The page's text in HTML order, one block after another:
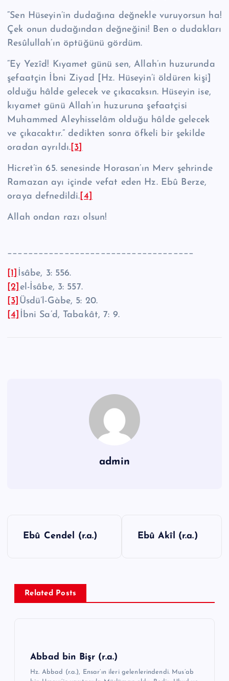
“Sen Hüseyin’in dudağına değnekle vuruyorsun ha!
Çek onun dudağından değneğini! Ben o dudakları
Re­sû­lul­lah’ın öptüğünü gördüm.
“Ey Yezîd! Kıyamet günü sen, Allah’ın huzurunda
şefaatçin İbni Ziyad [Hz. Hüseyin’i öldüren kişi]
olduğu hâlde gelecek ve çıkacaksın. Hüseyin ise,
kıya­met günü Allah’ın huzuruna şefaatçisi
Muhammed Aleyhisselâm olduğu hâlde gelecek
ve çıkacaktır.” dedikten sonra öfkeli bir şekilde
oradan ayrıldı. [3]
Hicret’in 65. senesinde Horasan’ın Merv şehrinde
Ramazan ayı içinde vefat eden Hz. Ebû Berze,
oraya defnedildi. [4]
Allah ondan razı olsun!
____________________________________
[1] İsâbe, 3: 556.
[2] el-İsâbe, 3: 557.
[3] Üsdü’l-Gàbe, 5: 20.
[4] İbni Sa’d, Tabakât, 7: 9.
admin
e
Ebû Cendel (r.a.) Ebû Akîl (r.a.)
Related Posts
Abbad bin Bişr (r.a.)
Hz. Abbad (r.a.), Ensar’ın ileri gelenlerindendi. Mus’ab